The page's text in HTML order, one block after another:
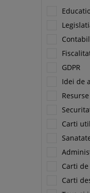
GDPR
Idei de
Carti
Carti
Carti